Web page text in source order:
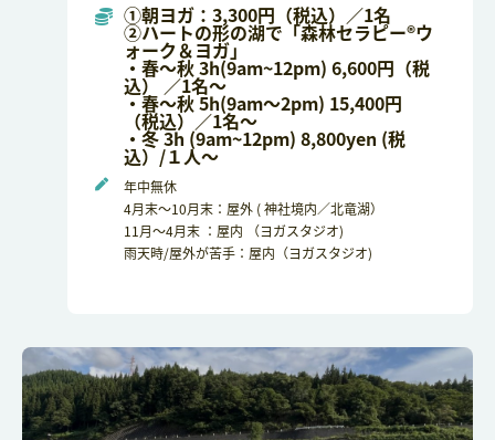
①朝ヨガ：3,300円（税込）／1名
②ハートの形の湖で「森林セラピー®ウ
ォーク＆ヨガ」
・春～秋 3h(9am~12pm) 6,600円（税
込） ／1名～
・春～秋 5h(9am～2pm) 15,400円
（税込）／1名～
・冬 3h (9am~12pm) 8,800yen (税
込）/１人～
年中無休
4月末～10月末：屋外 ( 神社境内／北竜湖）
11月～4月末 ：屋内 （ヨガスタジオ)
雨天時/屋外が苦手：屋内（ヨガスタジオ)